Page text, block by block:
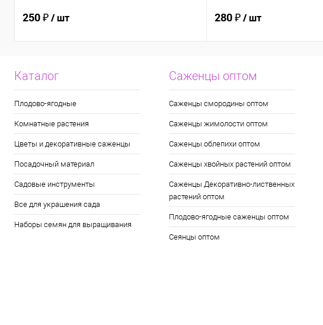
250 ₽/ шт 280 ₽/ шт
Каталог
Плодово-ягодные
Комнатные растения
Цветы и декоративные саженцы
Посадочный материал
Садовые инструменты
Все для украшения сада
Наборы семян для выращивания
Саженцы оптом
Саженцы смородины оптом
Саженцы жимолости оптом
Саженцы облепихи оптом
Саженцы хвойных растений оптом
Саженцы Декоративно-лиственных
растений оптом
Плодово-ягодные саженцы оптом
Сеянцы оптом